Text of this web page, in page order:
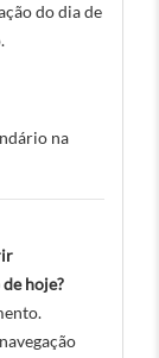
do dia de
na
hoje?